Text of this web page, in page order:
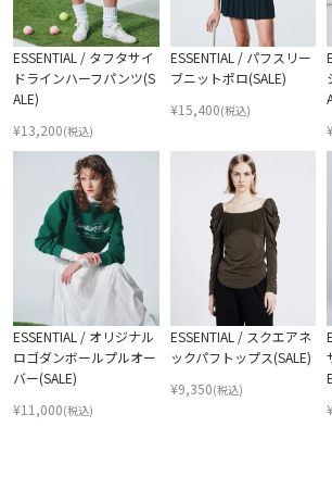
ESSENTIAL / タフタサイ
ドラインハーフパンツ(S
ALE)
¥13,200(税込)
ESSENTIAL / パフスリー
ブニットポロ(SALE)
¥15,400(税込)
¥
ESSENTIAL / オリジナル
ロゴダンボールプルオー
バー(SALE)
¥11,000(税込)
ESSENTIAL / スクエアネ
ックパフトップス(SALE)
¥9,350(税込)
¥